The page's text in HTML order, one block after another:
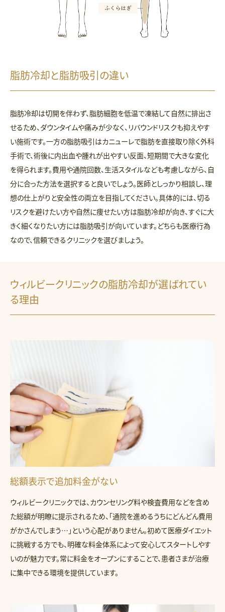
脂肪冷却と脂肪吸引の違い
脂肪冷却は切開を伴わず、脂肪細胞を低温で凍結して自然に排出さ
せるため、ダウンタイムや痛みが少なく、リバウンドリスクも抑えやす
い施術です。一方の脂肪吸引はカニューレで脂肪を直接取り除く外科
手術で、術後に内出血や腫れが出やすい反面、短期間で大きな変化
を得られます。費用や通院回数、生活スタイルなども考慮しながら、自
分に合った方法を選択すると良いでしょう。医師としっかり相談し、理
想の仕上がりと安全性の両立を目指してください。具体的には、切る
リスクを避けたい方や自然に痩せたい方は脂肪冷却が向き、すぐに大
きく細くなりたい方には脂肪吸引が向いています。どちらも医療行為
なので、信頼できるクリニックを選びましょう。
ウィルビークリニックの脂肪冷却が選ばれてい
る理由
総額表示で追加料金がない
ウィルビークリニックでは、カウンセリング料や検査費用などを含め
た総額が明瞭に提示されるため、「通院を進めるうちにどんどん費用
がかさんでしまう…」という心配がありません。初めて医療ダイエット
に挑戦する方でも、明確な料金体系によって安心してスタートしやす
いのが魅力です。常に料金をオープンにすることで、患者さまが治療
に集中できる環境を提供しています。